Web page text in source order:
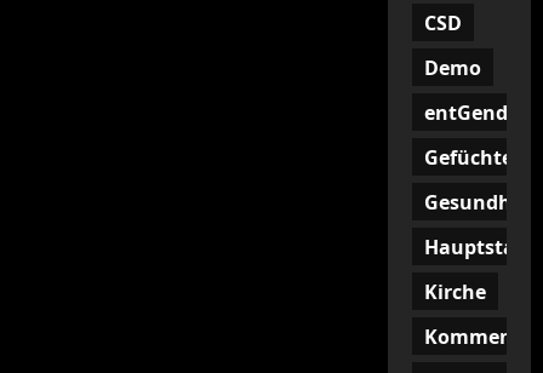
CSD
Demo
entGendern
Gefüchtete
Gesundheit
Hauptstadt
Kirche
Kommentar